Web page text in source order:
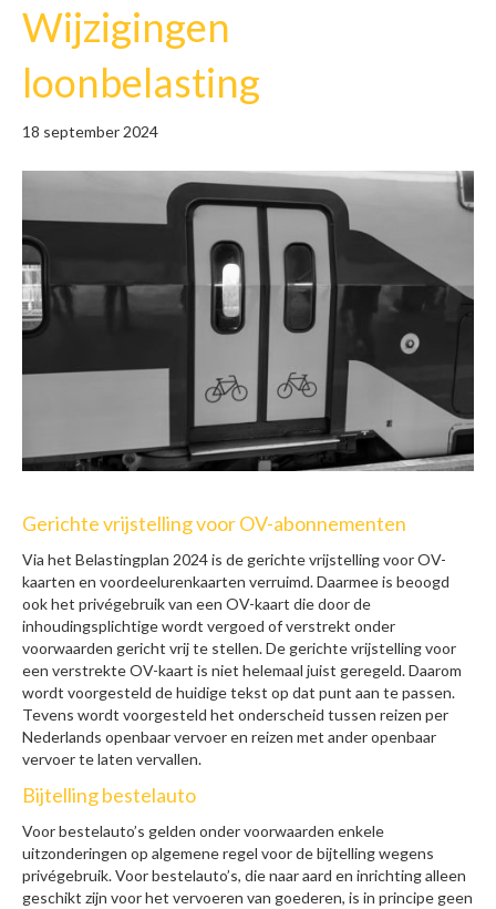
Wijzigingen
loonbelasting
18 september 2024
Gerichte vrijstelling voor OV-abonnementen
Via het Belastingplan 2024 is de gerichte vrijstelling voor OV-
kaarten en voordeelurenkaarten verruimd. Daarmee is beoogd
ook het privégebruik van een OV-kaart die door de
inhoudingsplichtige wordt vergoed of verstrekt onder
voorwaarden gericht vrij te stellen. De gerichte vrijstelling voor
een verstrekte OV-kaart is niet helemaal juist geregeld. Daarom
wordt voorgesteld de huidige tekst op dat punt aan te passen.
Tevens wordt voorgesteld het onderscheid tussen reizen per
Nederlands openbaar vervoer en reizen met ander openbaar
vervoer te laten vervallen.
Bijtelling bestelauto
Voor bestelauto’s gelden onder voorwaarden enkele
uitzonderingen op algemene regel voor de bijtelling wegens
privégebruik. Voor bestelauto’s, die naar aard en inrichting alleen
geschikt zijn voor het vervoeren van goederen, is in principe geen